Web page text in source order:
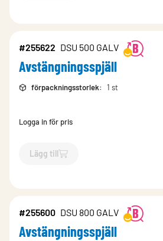
#255622 DSU 500 GALV
Avstängningsspjäll
förpackningsstorlek: 1 st
Logga in för pris
Lägg till
`$Lägg till
#255600 DSU 800 GALV
Avstängningsspjäll